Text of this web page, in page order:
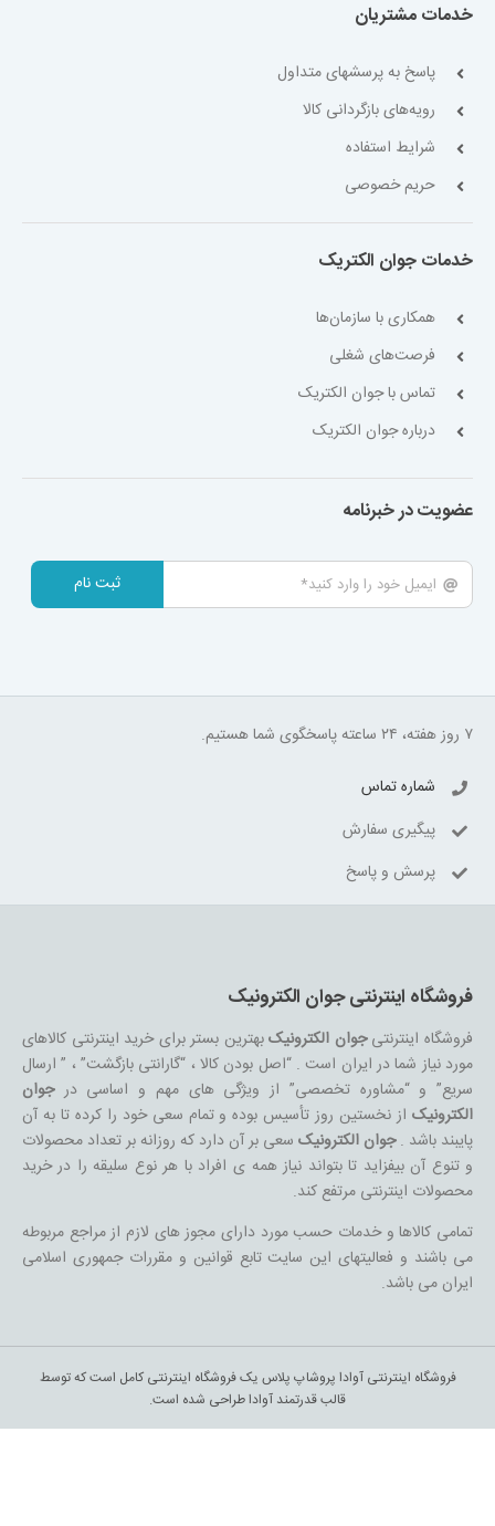
خدمات مشتریان
پاسخ به پرسشهای متداول
رویه‌های بازگردانی کالا
شرایط استفاده
حریم خصوصی
خدمات جوان الکتریک
همکاری با سازمان‌ها
فرصت‌های شغلی
تماس با جوان الکتریک
درباره جوان الکتریک
عضویت در خبرنامه
ثبت نام
۷ روز هفته، ۲۴ ساعته پاسخگوی شما هستیم.
شماره تماس
پیگیری سفارش
پرسش و پاسخ
فروشگاه اینترنتی جوان الکترونیک
فروشگاه اینترنتیجوان الکترونیکبهترین بستر برای خرید اینترنتی کالاهای
مورد نیاز شما در ایران است . “اصل بودن کالا ، “گارانتی بازگشت” ، ” ارسال
سریع” و “مشاوره تخصصی” از ویژگی های مهم و اساسی درجوان
الکترونیکاز نخستین روز تأسیس بوده و تمام سعی خود را کرده تا به آن
پایبند باشد .جوان الکترونیکسعی بر آن دارد که روزانه بر تعداد محصولات
و تنوع آن بیفزاید تا بتواند نیاز همه ی افراد با هر نوع سلیقه را در خرید
محصولات اینترنتی مرتفع کند.
تمامی کالاها و خدمات حسب مورد دارای مجوز های لازم از مراجع مربوطه
می باشند و فعالیتهای این سایت تابع قوانین و مقررات جمهوری اسلامی
ایران می باشد.
فروشگاه اینترنتی آوادا پروشاپ پلاس یک فروشگاه اینترنتی کامل است که توسط
قالب قدرتمند آوادا طراحی شده است.